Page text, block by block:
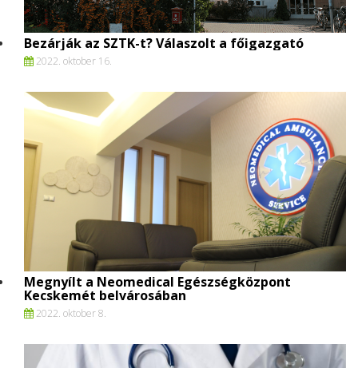
Bezárják az SZTK-t? Válaszolt a főigazgató
2022. oktober 16.
Megnyílt a Neomedical Egészségközpont
Kecskemét belvárosában
2022. oktober 8.